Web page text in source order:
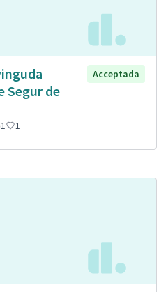
Segur de
Acceptada
1 1